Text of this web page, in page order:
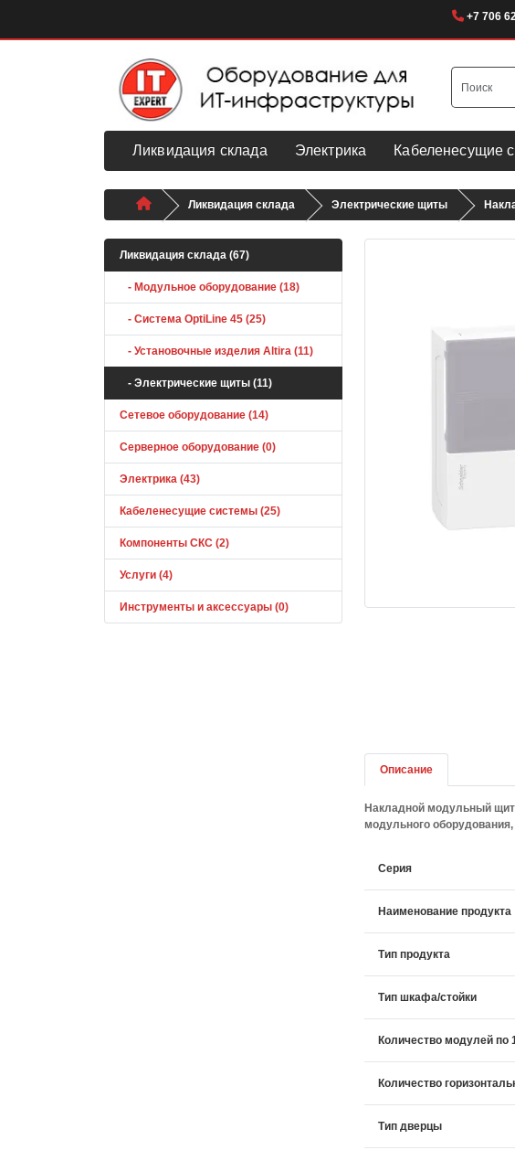
+7 706
Ликвидация склада Электрика Кабеленесущие
Ликвидация склада Электрические щиты
Ликвидация склада (67)
- Модульное оборудование (18)
- Система OptiLine 45 (25)
- Установочные изделия Altira (11)
- Электрические щиты (11)
Сетевое оборудование (14)
Серверное оборудование (0)
Электрика (43)
Кабеленесущие системы (25)
Компоненты СКС (2)
Услуги (4)
Инструменты и аксессуары (0)
Описание
Накладной модульный
модульного
Серия
Наименование продукта
Тип продукта
Тип шкафа/стойки
Количество модулей по
Количество
Тип дверцы